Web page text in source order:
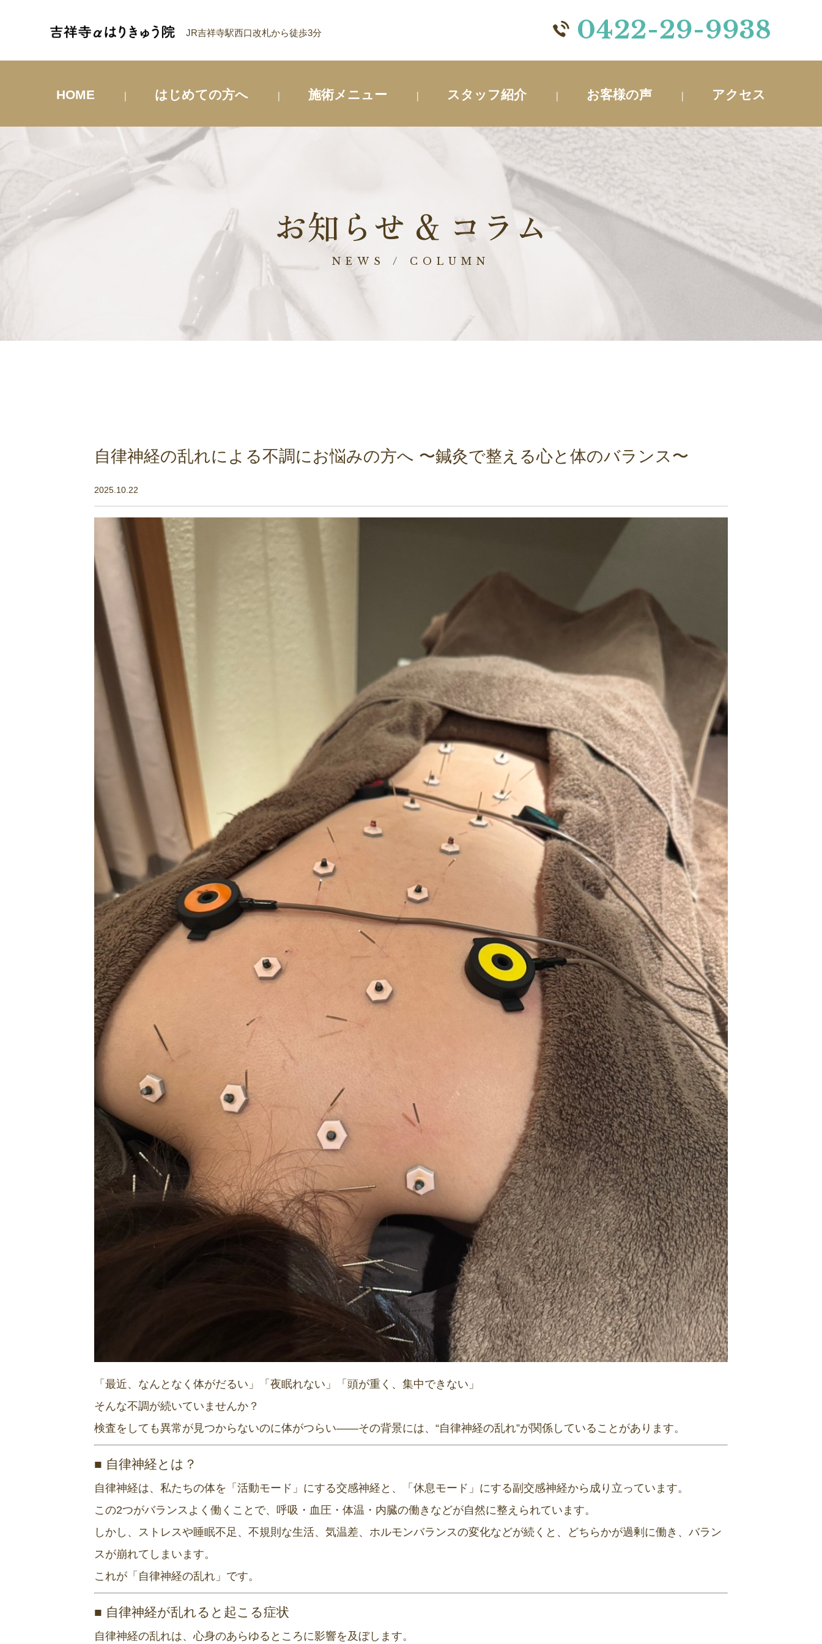
JR吉祥寺駅西口改札から徒歩3分 0422-29-9938
HOME はじめての方へ 施術メニュー スタッフ紹介 お客様の声 アクセス
お知らせ & コラム
NEWS / COLUMN
自律神経の乱れによる不調にお悩みの方へ 〜鍼灸で整える心と体のバランス〜
2025.10.22
「最近、なんとなく体がだるい」「夜眠れない」「頭が重く、集中できない」
そんな不調が続いていませんか？
検査をしても異常が見つからないのに体がつらい——その背景には、“自律神経の乱れ”が関係していることがあります。
■ 自律神経とは？
自律神経は、私たちの体を「活動モード」にする交感神経と、「休息モード」にする副交感神経から成り立っています。
この2つがバランスよく働くことで、呼吸・血圧・体温・内臓の働きなどが自然に整えられています。
しかし、ストレスや睡眠不足、不規則な生活、気温差、ホルモンバランスの変化などが続くと、どちらかが過剰に働き、バラン
スが崩れてしまいます。
これが「自律神経の乱れ」です。
■ 自律神経が乱れると起こる症状
自律神経の乱れは、心身のあらゆるところに影響を及ぼします。